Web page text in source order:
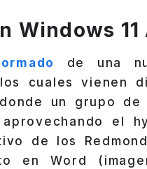
Windows 11
de una
cuales vienen
un grupo de
el
de los
en Word